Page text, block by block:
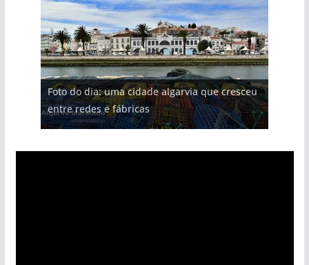
Foto do dia: uma cidade algarvia que cresceu
entre redes e fábricas